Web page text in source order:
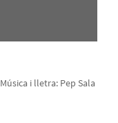
Música i lletra: Pep Sala